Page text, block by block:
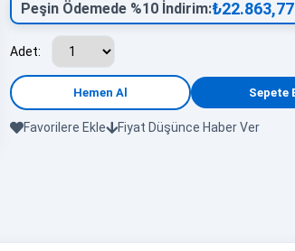
Peşin Ödemede %10 İndirim:₺22.863,77
Adet:
Favorilere Ekle Fiyat Düşünce Haber Ver